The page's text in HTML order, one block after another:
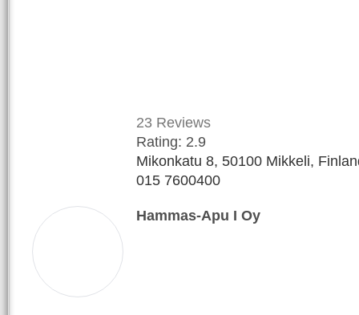
23 Reviews
Rating: 2.9
Mikonkatu 8, 50100 Mikkeli,
015 7600400
Hammas-Apu I Oy